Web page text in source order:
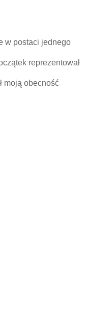
w postaci jednego
reprezentował
moją obecność